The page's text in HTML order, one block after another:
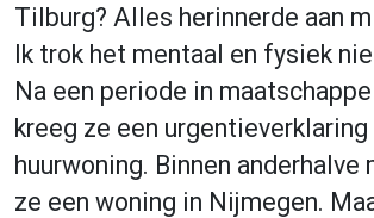
Tilburg? Alles herinnerde aan
Ik trok het mentaal en fysiek
Na een periode in
kreeg ze een urgentieverklaring
huurwoning. Binnen anderhalve
ze een woning in Nijmegen.